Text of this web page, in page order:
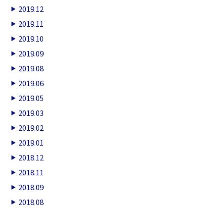
2019.12
2019.11
2019.10
2019.09
2019.08
2019.06
2019.05
2019.03
2019.02
2019.01
2018.12
2018.11
2018.09
2018.08